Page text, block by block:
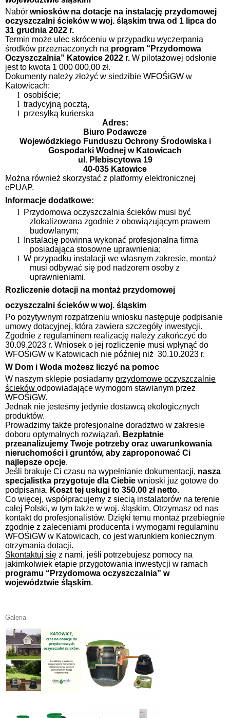
Nabór wniosków na dotacje na instalację przydomowej
oczyszczalni ścieków w woj. śląskim trwa od 1 lipca do
31 grudnia 2022 r.
Termin może ulec skróceniu w przypadku wyczerpania
środków przeznaczonych na program “Przydomowa
Oczyszczalnia” Katowice 2022 r. W pilotażowej odsłonie
jest to kwota 1 000 000,00 zł.
Dokumenty należy złożyć w siedzibie WFOŚiGW w
Katowicach:
l osobiście;
l tradycyjną pocztą,
l przesyłką kurierska
Adres:
Biuro Podawcze
Wojewódzkiego Funduszu Ochrony Środowiska i
Gospodarki Wodnej w Katowicach
ul. Plebiscytowa 19
40-035 Katowice
Można również skorzystać z platformy elektronicznej
ePUAP.
Informacje dodatkowe:
l
Przydomowa oczyszczalnia ścieków musi być
zlokalizowana zgodnie z obowiązującym prawem
budowlanym;
l
Instalację powinna wykonać profesjonalna firma
posiadająca stosowne uprawnienia;
l W przypadku instalacji we własnym zakresie, montaż
musi odbywać się pod nadzorem osoby z
uprawnieniami.
Rozliczenie dotacji na montaż przydomowej
oczyszczalni ścieków w woj. śląskim
Po pozytywnym rozpatrzeniu wniosku następuje podpisanie
umowy dotacyjnej, która zawiera szczegóły inwestycji.
Zgodnie z regulaminem realizację należy zakończyć do
30.09.2023 r. Wniosek o jej rozliczenie musi wpłynąć do
WFOŚiGW w Katowicach nie później niż 30.10.2023 r.
W Dom i Woda możesz liczyć na pomoc
W naszym sklepie posiadamy przydomowe oczyszczalnie
ścieków odpowiadające wymogom stawianym przez
WFOŚiGW.
Jednak nie jesteśmy jedynie dostawcą ekologicznych
produktów.
Prowadzimy także profesjonalne doradztwo w zakresie
doboru optymalnych rozwiązań. Bezpłatnie
przeanalizujemy Twoje potrzeby oraz uwarunkowania
nieruchomości i gruntów, aby zaproponować Ci
najlepsze opcje.
Jeśli brakuje Ci czasu na wypełnianie dokumentacji, nasza
specjalistka przygotuje dla Ciebie wnioski już gotowe do
podpisania. Koszt tej usługi to 350.00 zł netto.
Co więcej, współpracujemy z siecią instalatorów na terenie
całej Polski, w tym także w woj. śląskim. Otrzymasz od nas
kontakt do profesjonalistów. Dzięki temu montaż przebiegnie
zgodnie z zaleceniami producenta i wymogami regulaminu
WFOŚiGW w Katowicach, co jest warunkiem koniecznym
otrzymania dotacji.
Skontaktuj się z nami, jeśli potrzebujesz pomocy na
jakimkolwiek etapie przygotowania inwestycji w ramach
programu “Przydomowa oczyszczalnia” w
województwie śląskim.
Galeria